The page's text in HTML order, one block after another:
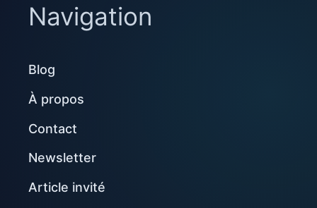
Navigation
Blog
À propos
Contact
Newsletter
Article invité